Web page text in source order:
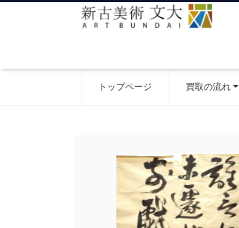
トップページ 買取の流れ